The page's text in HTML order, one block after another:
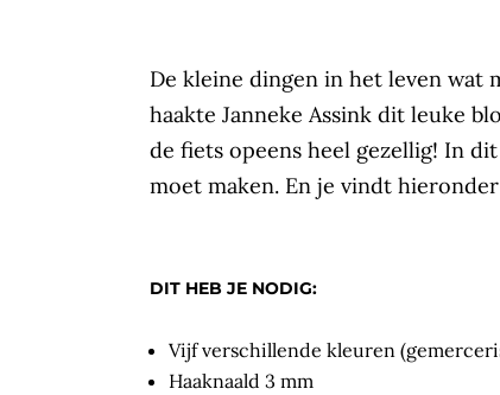
De kleine dingen in het leven wat
haakte Janneke Assink dit leuke
de fiets opeens heel gezellig! In
moet maken. En je vindt
DIT HEB JE NODIG:
Vijf verschillende kleuren
Haaknaald 3 mm